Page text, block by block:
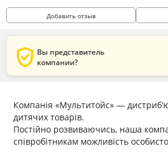
Добавить отзыв
verified_user Вы представитель
компании?
Компанія «Мультитойс» —
дитячих товарів.
Постійно розвиваючись, наша
співробітникам можливість